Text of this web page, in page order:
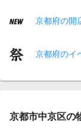
京都府の開
京都府のイ
京都市中京区の